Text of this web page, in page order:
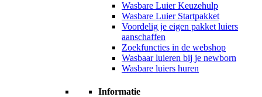
Wasbare Luier Keuzehulp
Wasbare Luier Startpakket
Voordelig je eigen pakket luiers
aanschaffen
Zoekfuncties in de webshop
Wasbaar luieren bij je newborn
Wasbare luiers huren
Informatie